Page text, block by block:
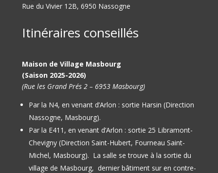
Rue du Vivier 12B, 6950 Nassogne
Itinéraires conseillés
Maison de Village Masbourg
(Saison 2025-2026)
(Rue les Grand Prés 2 – 6953 Masbourg)
Par la N4, en venant d’Arlon : sortie Harsin (Direction
Nassogne, Masbourg).
Par la E411, en venant d’Arlon : sortie 25 Libramont-
Chevigny (Direction Saint-Hubert, Fourneau Saint-
Michel, Masbourg). La salle se trouve à la sortie du
village de Masbourg, dernier bâtiment sur en contre-